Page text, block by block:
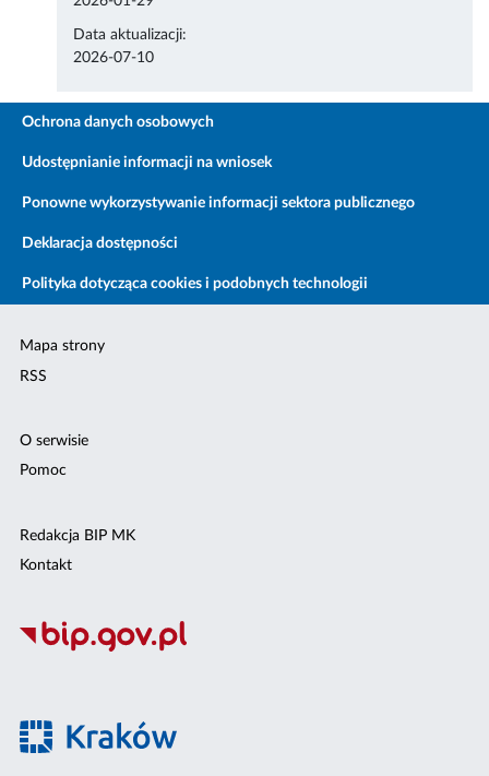
Data aktualizacji:
2026-07-10
Ochrona danych osobowych
Udostępnianie informacji na wniosek
Ponowne wykorzystywanie informacji sektora publicznego
Deklaracja dostępności
Polityka dotycząca cookies i podobnych technologii
Mapa strony
RSS
O serwisie
Pomoc
Redakcja BIP MK
Kontakt